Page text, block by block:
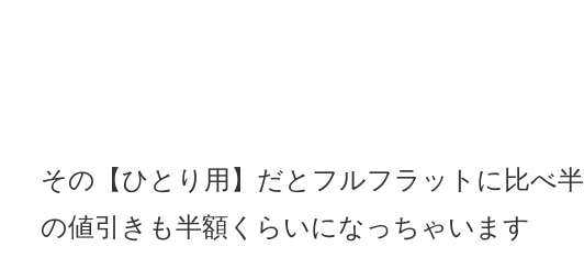
その【ひとり用】だとフルフラットに比べ
の値引きも半額くらいになっちゃいます